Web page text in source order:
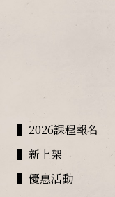
▍2026課程報名
▍新上架
▍優惠活動